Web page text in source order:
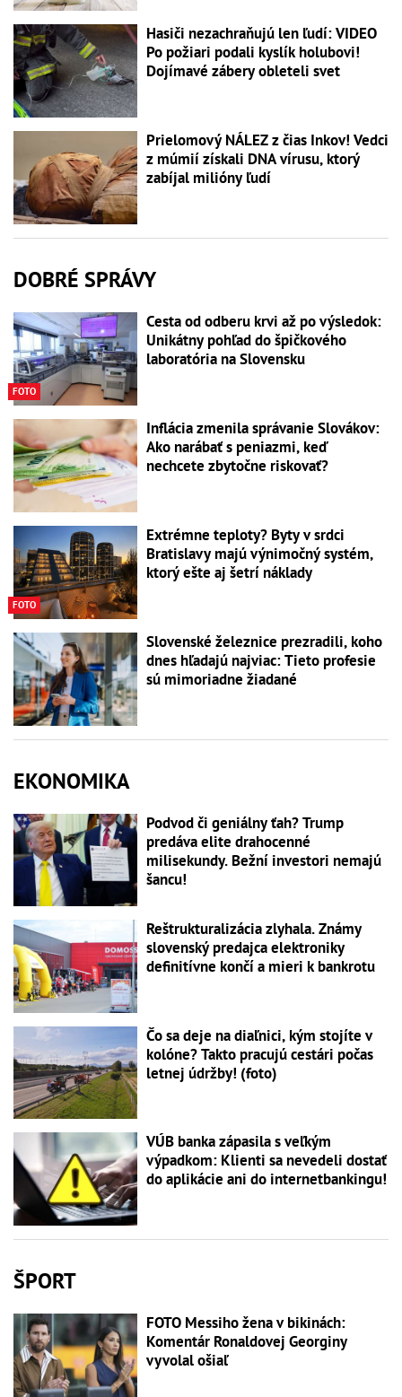
Hasiči nezachraňujú len ľudí: VIDEO
Po požiari podali kyslík holubovi!
Dojímavé zábery obleteli svet
Prielomový NÁLEZ z čias Inkov! Vedci
z múmií získali DNA vírusu, ktorý
zabíjal milióny ľudí
DOBRÉ SPRÁVY
FOTO
Cesta od odberu krvi až po výsledok:
Unikátny pohľad do špičkového
laboratória na Slovensku
Inflácia zmenila správanie Slovákov:
Ako narábať s peniazmi, keď
nechcete zbytočne riskovať?
FOTO
Extrémne teploty? Byty v srdci
Bratislavy majú výnimočný systém,
ktorý ešte aj šetrí náklady
Slovenské železnice prezradili, koho
dnes hľadajú najviac: Tieto profesie
sú mimoriadne žiadané
EKONOMIKA
Podvod či geniálny ťah? Trump
predáva elite drahocenné
milisekundy. Bežní investori nemajú
šancu!
Reštrukturalizácia zlyhala. Známy
slovenský predajca elektroniky
definitívne končí a mieri k bankrotu
Čo sa deje na diaľnici, kým stojíte v
kolóne? Takto pracujú cestári počas
letnej údržby! (foto)
VÚB banka zápasila s veľkým
výpadkom: Klienti sa nevedeli dostať
do aplikácie ani do internetbankingu!
ŠPORT
FOTO Messiho žena v bikinách:
Komentár Ronaldovej Georginy
vyvolal ošiaľ